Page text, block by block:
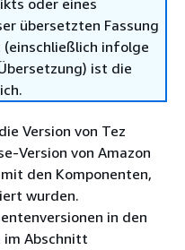
oder eines
übersetzten Fassung
(einschließlich infolge
ist die
Version von Tez
Version von Amazon
den Komponenten,
wurden.
in den
im Abschnitt